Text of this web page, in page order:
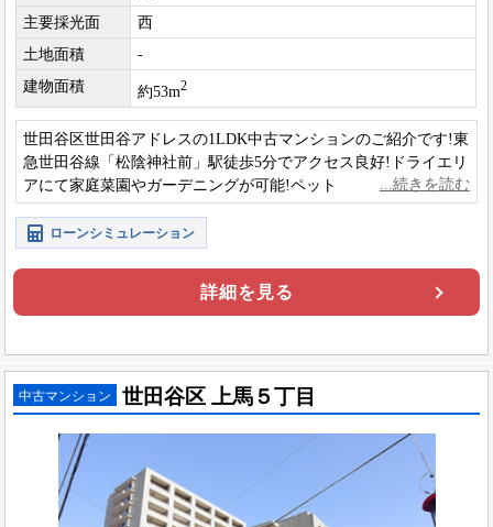
主要採光面
西
土地面積
-
建物面積
約53m2
世田谷区世田谷アドレスの1LDK中古マンションのご紹介です!東
急世田谷線「松陰神社前」駅徒歩5分でアクセス良好!ドライエリ
アにて家庭菜園やガーデニングが可能!ペット飼育可の物件にな
ります!(細則あり)
ローンシミュレーション
詳細を見る
中古マンション 世田谷区 上馬５丁目